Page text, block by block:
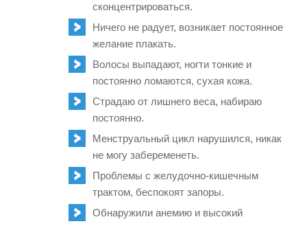
сконцентрироваться.
Ничего не радует, возникает постоянное
желание плакать.
Волосы выпадают, ногти тонкие и
постоянно ломаются, сухая кожа.
Страдаю от лишнего веса, набираю
постоянно.
Менструальный цикл нарушился, никак
не могу забеременеть.
Проблемы с желудочно-кишечным
трактом, беспокоят запоры.
Обнаружили анемию и высокий